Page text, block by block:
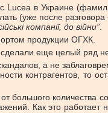
Lucea в Украине
(уже после
компанії, до війни”
продукции ОГХК.
еще целый ряд
а не
контрагентов, то
большого количества
Как это